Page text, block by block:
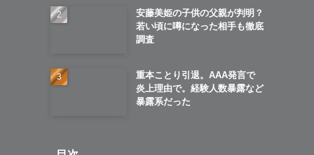
安藤美姫の子供の父親が判明？
若い頃に噂になった相手も徹底
調査
重本ことり引退。AAA発言で
炎上理由で。経験人数暴露など
暴露系だった